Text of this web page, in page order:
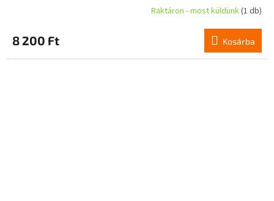
Raktáron - most küldünk(1 db)
8 200 Ft Kosárba